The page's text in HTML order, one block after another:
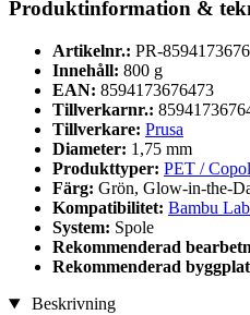
Produktinformation &
Artikelnr.: PR-
Innehåll: 800 g
EAN: 8594173676473
Tillverkarnr.:
Tillverkare: Prusa
Diameter: 1,75 mm
Produkttyper: PET /
Färg: Grön, Glow-in-the-
Kompatibilitet: Bambu
System: Spole
Rekommenderad
Rekommenderad
Beskrivning